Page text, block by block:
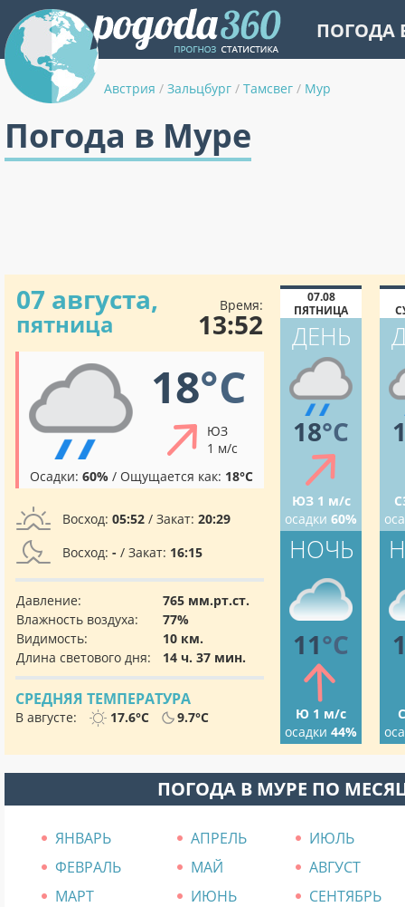
ПОГОДА
Австрия / Зальцбург / Тамсвег / Мур
Погода в Муре
07 августа,
пятница
Время:
13:52
18°C
ЮЗ
1 м/с
Осадки: 60% / Ощущается как: 18°C
Восход: 05:52 / Закат: 20:29
Восход: - / Закат: 16:15
Давление:
765 мм.рт.ст.
Влажность воздуха:
77%
Видимость:
10 км.
Длина светового дня:
14 ч. 37 мин.
СРЕДНЯЯ ТЕМПЕРАТУРА
В августе: 17.6°C 9.7°C
07.08
ПЯТНИЦА
ДЕНЬ
18°C
ЮЗ 1 м/с
осадки 60%
НОЧЬ
11°C
Ю 1 м/с
осадки 44%
ПОГОДА В МУРЕ ПО
ЯНВАРЬ АПРЕЛЬ
ИЮЛЬ
ФЕВРАЛЬ
МАЙ
АВГУСТ
МАРТ
ИЮНЬ СЕНТЯБРЬ